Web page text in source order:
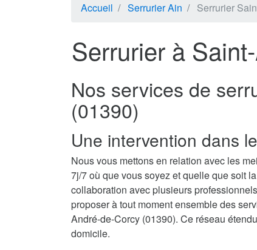
Accueil Serrurier Ain Serrurier
Serrurier à
Nos services de
(01390)
Une intervention dans
Nous vous mettons en relation avec les
7j/7 où que vous soyez et quelle que soit
collaboration avec plusieurs
proposer à tout moment ensemble des
André-de-Corcy (01390). Ce réseau
domicile.